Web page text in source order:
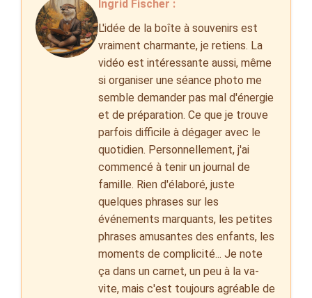
Ingrid Fischer :
L'idée de la boîte à souvenirs est
vraiment charmante, je retiens. La
vidéo est intéressante aussi, même
si organiser une séance photo me
semble demander pas mal d'énergie
et de préparation. Ce que je trouve
parfois difficile à dégager avec le
quotidien. Personnellement, j'ai
commencé à tenir un journal de
famille. Rien d'élaboré, juste
quelques phrases sur les
événements marquants, les petites
phrases amusantes des enfants, les
moments de complicité... Je note
ça dans un carnet, un peu à la va-
vite, mais c'est toujours agréable de